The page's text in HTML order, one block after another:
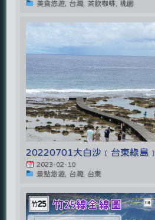
美食悠遊, 台灣, 茶飲咖啡, 桃園
20220701大白沙﹝台東綠島﹞
2023-02-10
景點悠遊, 台灣, 台東